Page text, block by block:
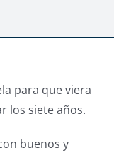
para que viera
los siete años.
buenos y